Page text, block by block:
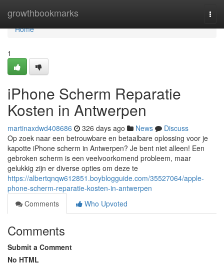
growthbookmarks
Home
Home
1
iPhone Scherm Reparatie
Kosten in Antwerpen
martinaxdwd408686 326 days ago News
Discuss
Op zoek naar een betrouwbare en betaalbare oplossing voor je
kapotte iPhone scherm in Antwerpen? Je bent niet alleen! Een
gebroken scherm is een veelvoorkomend probleem, maar
gelukkig zijn er diverse opties om deze te
https://albertqnqw612851.boyblogguide.com/35527064/apple-
phone-scherm-reparatie-kosten-in-antwerpen
Comments
Who Upvoted
Comments
Submit a Comment
No HTML